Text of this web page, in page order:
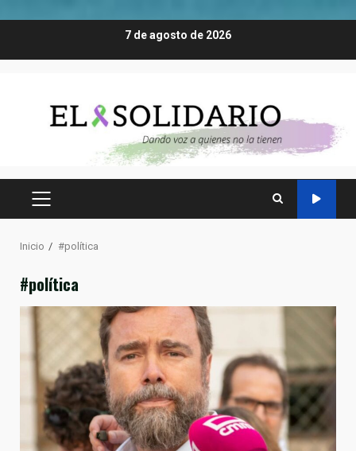
7 de agosto de 2026
MENÚ
Inicio #política
#política